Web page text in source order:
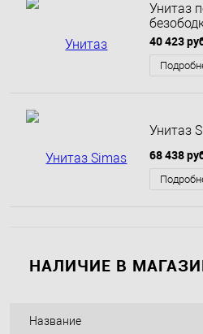
Унитаз
сиденьем
40 423
Унитаз
68 438
НАЛИЧИЕ В
Название